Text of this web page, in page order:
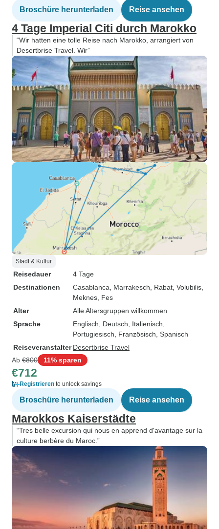
Broschüre herunterladen Reise ansehen
4 Tage Imperial Citi durch Marokko
“Wir hatten eine tolle Reise nach Marokko, arrangiert von
Desertbrise Travel. Wir”
Stadt & Kultur
Reisedauer
4 Tage
Destinationen
Casablanca , Marrakesch , Rabat , Volubilis
Meknes , Fes
Alter
Alle Altersgruppen willkommen
Sprache
Englisch, Deutsch, Italienisch,
Portugiesisch, Französisch, Spanisch
Reiseveranstalter Desertbrise Travel
Ab €800 11% sparen
€712
Registrieren to unlock savings
Broschüre herunterladen Reise ansehen
Marokkos Kaiserstädte
“Tres belle excursion qui nous en apprend d'avantage sur la
culture berbère du Maroc.”